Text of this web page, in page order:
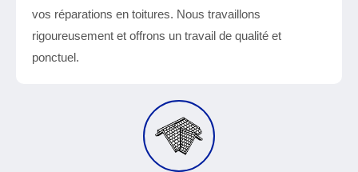
vos réparations en toitures. Nous travaillons
rigoureusement et offrons un travail de qualité et
ponctuel.